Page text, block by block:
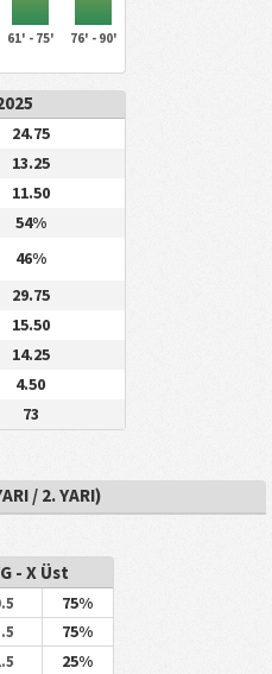
61' - 75' 76' - 90'
24.75
13.25
11.50
54%
46%
29.75
15.50
14.25
4.50
73
/ 2. YARI)
- X Üst
75%
75%
25%